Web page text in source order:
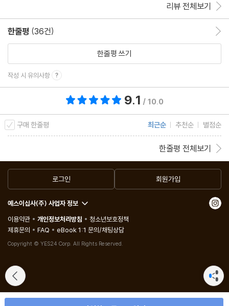
리뷰 전체보기
한줄평 (36건)
한줄평 쓰기
작성 시 유의사항
9.1 / 10.0
구매 한줄평 최근순 추천순 별점순
한줄평 전체보기
로그인 회원가입
예스이십사(주) 사업자 정보
이용약관
개인정보처리방침
청소년보호정책
제휴문의
FAQ eBook 1:1 문의/채팅상담
Copyright © YES24 Corp. All Rights Reserved.